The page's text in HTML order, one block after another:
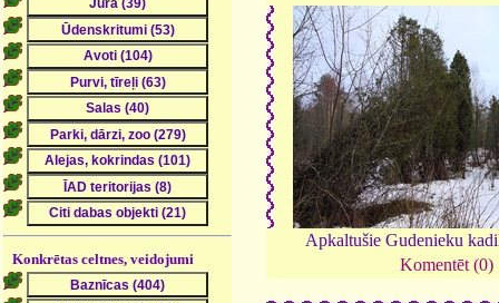
Konkrētas celtnes, veidojumi
Apkaltušie Gudenieku
Komentēt (0)